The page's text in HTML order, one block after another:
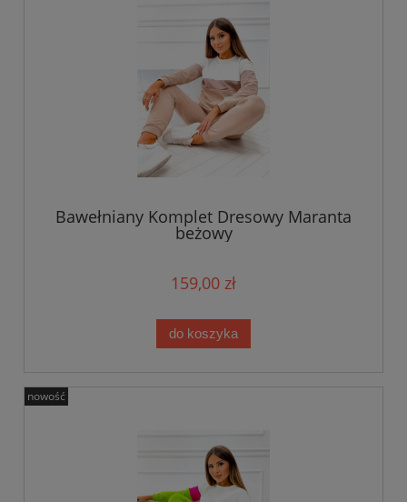
Bawełniany Komplet Dresowy Maranta
beżowy
159,00 zł
do koszyka
nowość